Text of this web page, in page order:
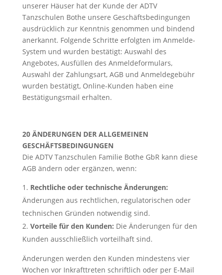
unserer Häuser hat der Kunde der ADTV
Tanzschulen Bothe unsere Geschäftsbedingungen
ausdrücklich zur Kenntnis genommen und bindend
anerkannt. Folgende Schritte erfolgten im Anmelde-
System und wurden bestätigt: Auswahl des
Angebotes, Ausfüllen des Anmeldeformulars,
Auswahl der Zahlungsart, AGB und Anmeldegebühr
wurden bestätigt, Online-Kunden haben eine
Bestätigungsmail erhalten.
20 ÄNDERUNGEN DER ALLGEMEINEN
GESCHÄFTSBEDINGUNGEN
Die ADTV Tanzschulen Familie Bothe GbR kann diese
AGB ändern oder ergänzen, wenn:
Rechtliche oder technische Änderungen:
Änderungen aus rechtlichen, regulatorischen oder
technischen Gründen notwendig sind.
Vorteile für den Kunden: Die Änderungen für den
Kunden ausschließlich vorteilhaft sind.
Änderungen werden den Kunden mindestens vier
Wochen vor Inkrafttreten schriftlich oder per E-Mail